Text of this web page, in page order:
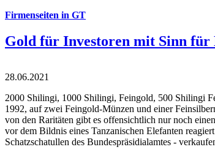
Firmenseiten in GT
Gold für Investoren mit Sinn
28.06.2021
2000 Shilingi, 1000 Shilingi, Feingold, 500 Shilingi
1992, auf zwei Feingold-Münzen und einer
von den Raritäten gibt es offensichtlich nur noch
vor dem Bildnis eines Tanzanischen Elefanten
Schatzschatullen des Bundespräsidialamtes -